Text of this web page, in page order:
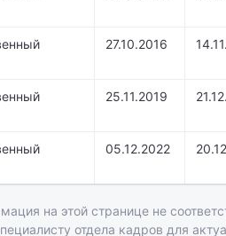
27.10.2016
25.11.2019
05.12.2022
на этой странице не
отдела кадров для